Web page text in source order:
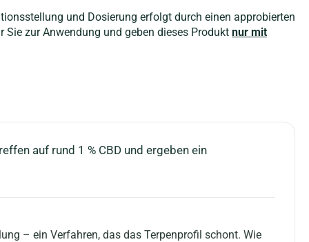
und Dosierung erfolgt durch einen approbierten
Sie zur Anwendung und geben dieses Produkt nur mit
auf rund 1 % CBD und ergeben ein
– ein Verfahren, das das Terpenprofil schont. Wie